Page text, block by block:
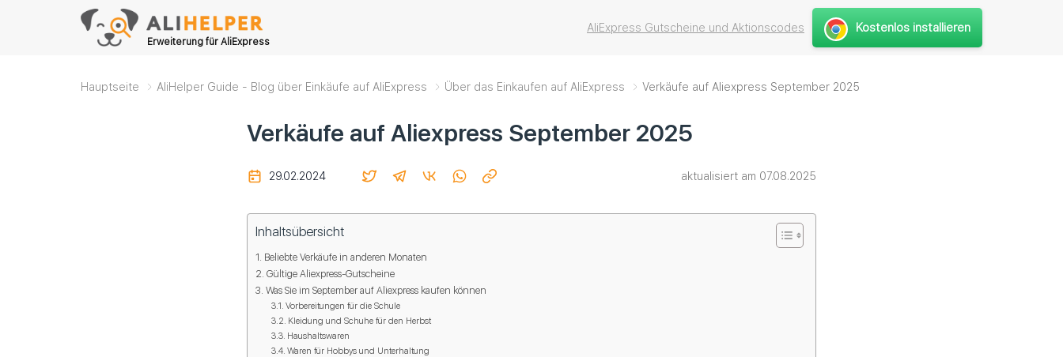
Erweiterung für AliExpress
AliExpress Gutscheine und Aktionscodes Kostenlos installieren
Hauptseite AliHelper Guide - Blog über Einkäufe auf AliExpress Über das Einkaufen auf AliExpress Verkäufe auf Aliexpress September 2025
Verkäufe auf Aliexpress September 2025
29.02.2024 aktualisiert am 07.08.2025
Inhaltsübersicht
Beliebte Verkäufe in anderen Monaten
Gültige Aliexpress-Gutscheine
Was Sie im September auf Aliexpress kaufen können
Vorbereitungen für die Schule
Kleidung und Schuhe für den Herbst
Haushaltswaren
Waren für Hobbys und Unterhaltung